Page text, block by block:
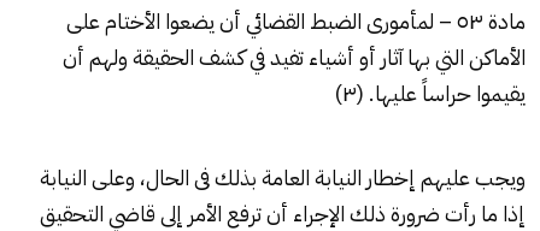
مادة ٥٣ – لمأمورى الضبط القضائي أن يضعوا الأختام على
الأماكن التي بها آثار أو أشياء تفيد في كشف الحقيقة ولهم أن
يقيموا حراساً عليها. (٣)
ويجب عليهم إخطار النيابة العامة بذلك فى الحال، وعلى النيابة
إذا ما رأت ضرورة ذلك الإجراء أن ترفع الأمر إلى قاضي التحقيق